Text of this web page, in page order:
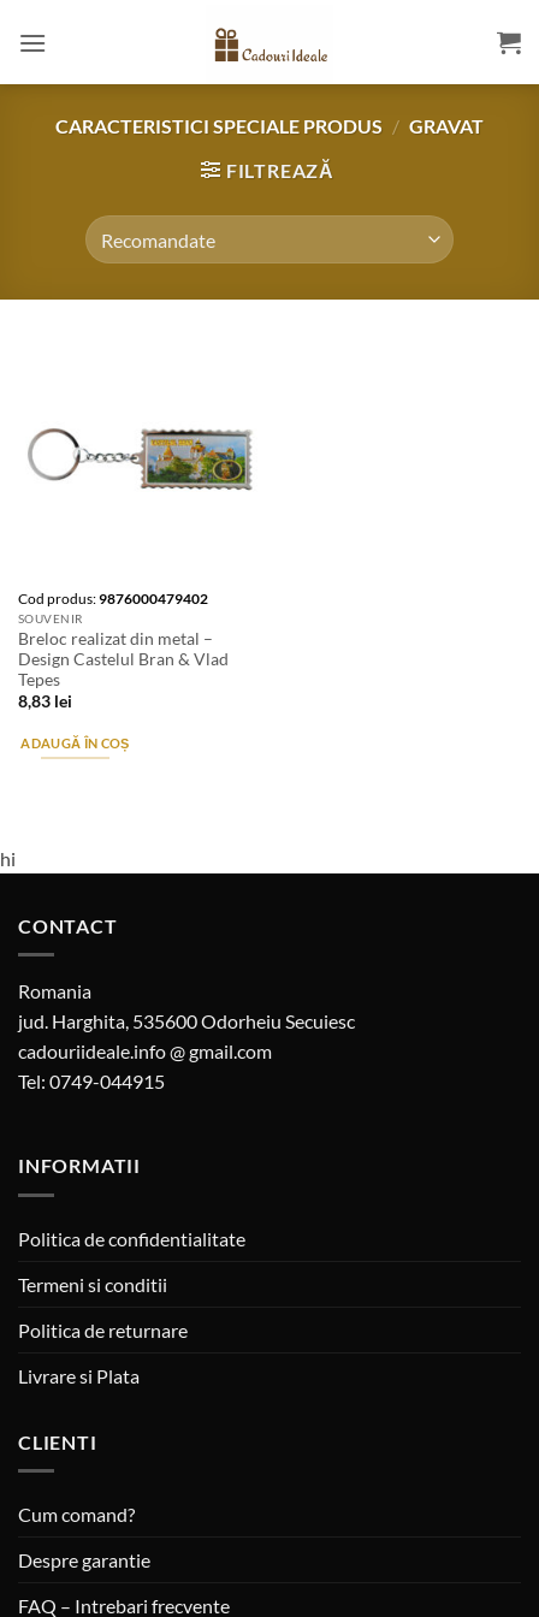
CARACTERISTICI SPECIALE PRODUS / GRAVAT
FILTREAZĂ
Cod produs:9876000479402
SOUVENIR
Breloc realizat din metal –
Design Castelul Bran & Vlad
Tepes
8,83 lei
ADAUGĂ ÎN COȘ
hi
CONTACT
Romania
jud. Harghita, 535600 Odorheiu Secuiesc
cadouriideale.info @ gmail.com
Tel: 0749-044915
INFORMATII
Politica de confidentialitate
Termeni si conditii
Politica de returnare
Livrare si Plata
CLIENTI
Cum comand?
Despre garantie
FAQ – Intrebari frecvente